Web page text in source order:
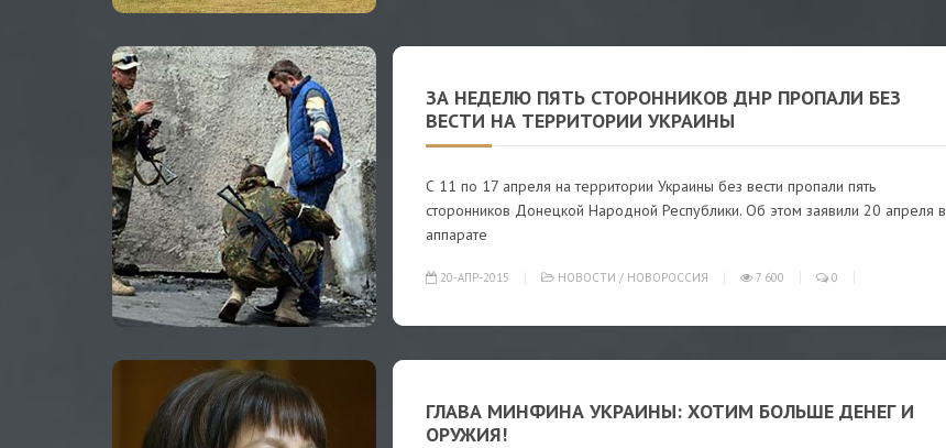
ЗА НЕДЕЛЮ ПЯТЬ СТОРОННИКОВ ДНР ПРОПАЛИ БЕЗ
ВЕСТИ НА ТЕРРИТОРИИ УКРАИНЫ
С 11 по 17 апреля на территории Украины без вести пропали пять
сторонников Донецкой Народной Республики. Об этом заявили 20 апреля в
аппарате
20-АПР-2015 НОВОСТИ / НОВОРОССИЯ 7 600 0
ГЛАВА МИНФИНА УКРАИНЫ: ХОТИМ БОЛЬШЕ ДЕНЕГ И
ОРУЖИЯ!